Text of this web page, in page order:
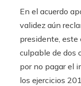
En el acuerdo
validez aún
presidente, este
culpable de dos
por no pagar el
los ejercicios